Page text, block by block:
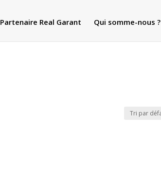
Partenaire Real Garant Qui somme-nous ?